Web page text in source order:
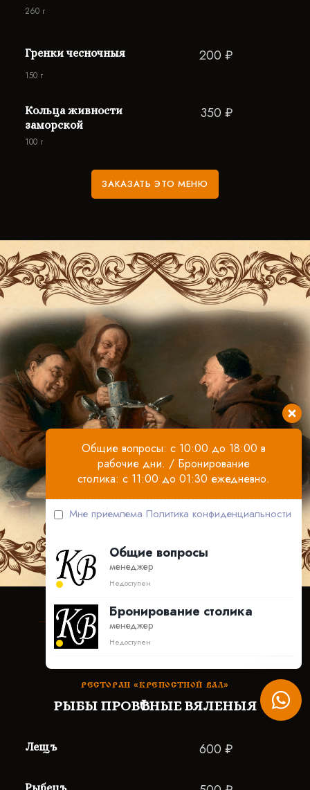
260 г
Гренки чесночныя 200 ₽
150 г
Кольца живности
заморской
350 ₽
100 г
ЗАКАЗАТЬ ЭТО МЕНЮ
РЕСТОРАН «КРЕПОСТНОЙ ВАЛ»
РЫБЫ ПРОВѢСНЫЕ ВЯЛЕНЫЯ
Лещъ 600 ₽
Общие вопросы: с 10:00 до 18:00 в
рабочие дни. / Бронирование
столика: с 11:00 до 01:30 ежедневно.
Мне приемлема Политика конфиденциальности
Общие вопросы
менеджер
Недоступен
Бронирование столика
менеджер
Недоступен